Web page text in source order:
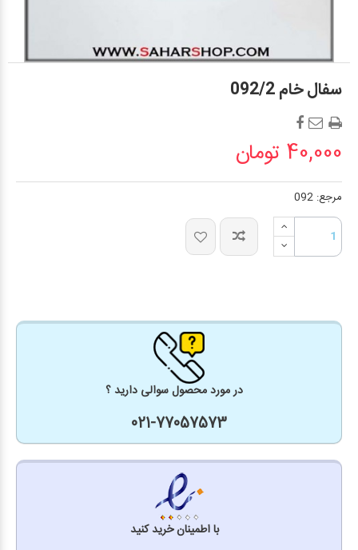
سفال خام 092/2
40,000 تومان
مرجع: 092
در مورد محصول سوالی دارید ؟
021-77057573
با اطمینان خرید کنید